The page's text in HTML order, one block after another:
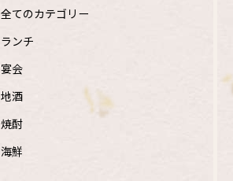
全てのカテゴリー
ランチ
宴会
地酒
焼酎
海鮮